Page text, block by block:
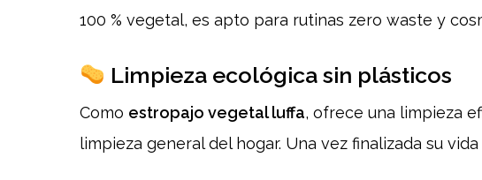
100 % vegetal, es apto para rutinas zero waste y
Limpieza ecológica sin plásticos
Como estropajo vegetal luffa, ofrece una limpieza
limpieza general del hogar. Una vez finalizada su